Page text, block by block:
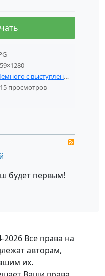
Немного с выступлений 2024г
просмотров
будет первым!
2026 Все права на
авторам,
их.